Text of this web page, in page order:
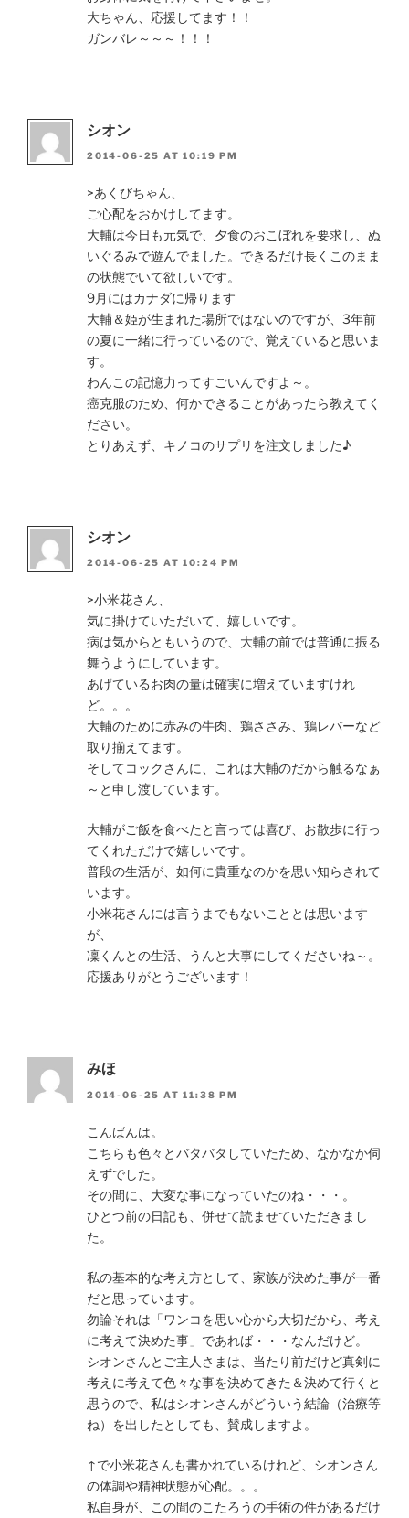
大ちゃん、応援してます！！
ガンバレ～～～！！！
シオン
2014-06-25 AT 10:19 PM
>あくびちゃん、
ご心配をおかけしてます。
大輔は今日も元気で、夕食のおこぼれを要求し、ぬ
いぐるみで遊んでました。できるだけ長くこのまま
の状態でいて欲しいです。
9月にはカナダに帰ります
大輔＆姫が生まれた場所ではないのですが、3年前
の夏に一緒に行っているので、覚えていると思いま
す。
わんこの記憶力ってすごいんですよ～。
癌克服のため、何かできることがあったら教えてく
ださい。
とりあえず、キノコのサプリを注文しました♪
シオン
2014-06-25 AT 10:24 PM
>小米花さん、
気に掛けていただいて、嬉しいです。
病は気からともいうので、大輔の前では普通に振る
舞うようにしています。
あげているお肉の量は確実に増えていますけれ
ど。。。
大輔のために赤みの牛肉、鶏ささみ、鶏レバーなど
取り揃えてます。
そしてコックさんに、これは大輔のだから触るなぁ
～と申し渡しています。
大輔がご飯を食べたと言っては喜び、お散歩に行っ
てくれただけで嬉しいです。
普段の生活が、如何に貴重なのかを思い知らされて
います。
小米花さんには言うまでもないこととは思います
が、
凜くんとの生活、うんと大事にしてくださいね～。
応援ありがとうございます！
みほ
2014-06-25 AT 11:38 PM
こんばんは。
こちらも色々とバタバタしていたため、なかなか伺
えずでした。
その間に、大変な事になっていたのね・・・。
ひとつ前の日記も、併せて読ませていただきまし
た。
私の基本的な考え方として、家族が決めた事が一番
だと思っています。
勿論それは「ワンコを思い心から大切だから、考え
に考えて決めた事」であれば・・・なんだけど。
シオンさんとご主人さまは、当たり前だけど真剣に
考えに考えて色々な事を決めてきた＆決めて行くと
思うので、私はシオンさんがどういう結論（治療等
ね）を出したとしても、賛成しますよ。
↑で小米花さんも書かれているけれど、シオンさん
の体調や精神状態が心配。。。
私自身が、この間のこたろうの手術の件があるだけ